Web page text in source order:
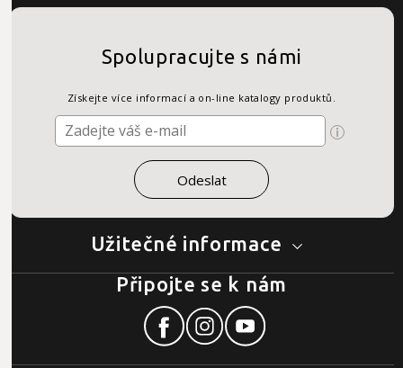
Užitečné informace
Spolupracujte s námi
Získejte více informací a on-line katalogy produktů.
Připojte se k nám